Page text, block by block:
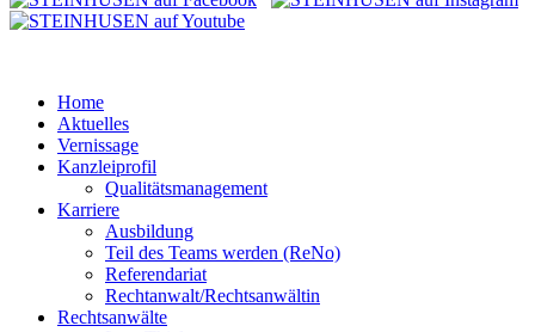
Home
Aktuelles
Vernissage
Kanzleiprofil
Qualitätsmanagement
Karriere
Ausbildung
Teil des Teams werden (ReNo)
Referendariat
Rechtanwalt/Rechtsanwältin
Rechtsanwälte